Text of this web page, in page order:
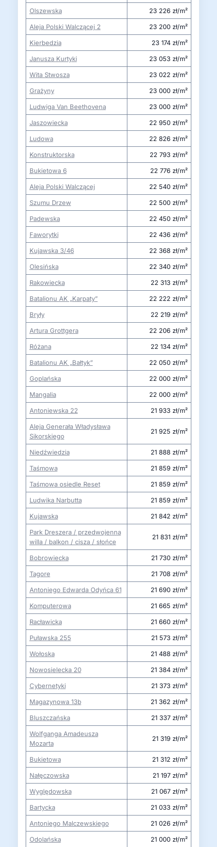
Olszewska 23 226 zł/m²
Aleja Polski Walczącej 2 23 200 zł/m²
Kierbedzia 23 174 zł/m²
Janusza Kurtyki 23 053 zł/m²
Wita Stwosza 23 022 zł/m²
Grażyny 23 000 zł/m²
Ludwiga Van Beethovena 23 000 zł/m²
Jaszowiecka 22 950 zł/m²
Ludowa 22 826 zł/m²
Konstruktorska 22 793 zł/m²
Bukietowa 6 22 776 zł/m²
Aleja Polski Walczącej 22 540 zł/m²
Szumu Drzew 22 500 zł/m²
Padewska 22 450 zł/m²
Faworytki 22 436 zł/m²
Kujawska 3/46 22 368 zł/m²
Olesińska 22 340 zł/m²
Rakowiecka 22 313 zł/m²
Batalionu AK „Karpaty” 22 222 zł/m²
Bryły 22 219 zł/m²
Artura Grottgera 22 206 zł/m²
Różana 22 134 zł/m²
Batalionu AK „Bałtyk” 22 050 zł/m²
Goplańska 22 000 zł/m²
Mangalia 22 000 zł/m²
Antoniewska 22 21 933 zł/m²
Aleja Generała Władysława
Sikorskiego
21 925 zł/m²
Niedźwiedzia 21 888 zł/m²
Taśmowa 21 859 zł/m²
Taśmowa osiedle Reset 21 859 zł/m²
Ludwika Narbutta 21 859 zł/m²
Kujawska 21 842 zł/m²
Park Dreszera / przedwojenna
willa / balkon / cisza / słońce
21 831 zł/m²
Bobrowiecka 21 730 zł/m²
Tagore 21 708 zł/m²
Antoniego Edwarda Odyńca 61 21 690 zł/m²
Komputerowa 21 665 zł/m²
Racławicka 21 660 zł/m²
Puławska 255 21 573 zł/m²
Wołoska 21 488 zł/m²
Nowosielecka 20 21 384 zł/m²
Cybernetyki 21 373 zł/m²
Magazynowa 13b 21 362 zł/m²
Bluszczańska 21 337 zł/m²
Wolfganga Amadeusza
Mozarta
21 319 zł/m²
Bukietowa 21 312 zł/m²
Nałęczowska 21 197 zł/m²
Wyględowska 21 067 zł/m²
Bartycka 21 033 zł/m²
Antoniego Malczewskiego 21 026 zł/m²
Odolańska 21 000 zł/m²